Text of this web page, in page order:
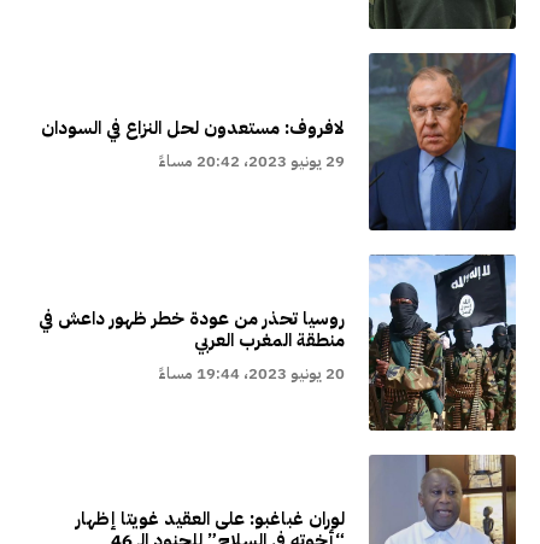
لافروف: مستعدون لحل النزاع في السودان
29 يونيو 2023، 20:42 مساءً
روسيا تحذر من عودة خطر ظهور داعش في
منطقة المغرب العربي
20 يونيو 2023، 19:44 مساءً
لوران غباغبو: على العقيد غويتا إظهار